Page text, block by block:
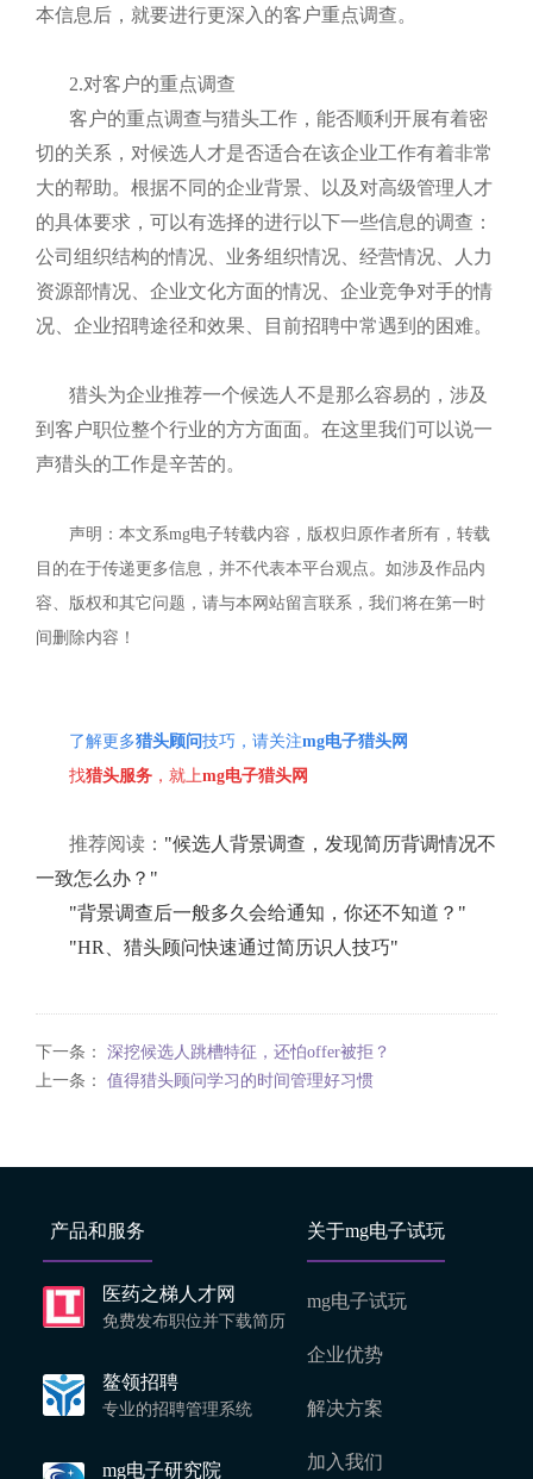
本信息后，就要进行更深入的客户重点调查。
2.对客户的重点调查
客户的重点调查与猎头工作，能否顺利开展有着密
切的关系，对候选人才是否适合在该企业工作有着非常
大的帮助。根据不同的企业背景、以及对高级管理人才
的具体要求，可以有选择的进行以下一些信息的调查：
公司组织结构的情况、业务组织情况、经营情况、人力
资源部情况、企业文化方面的情况、企业竞争对手的情
况、企业招聘途径和效果、目前招聘中常遇到的困难。
猎头为企业推荐一个候选人不是那么容易的，涉及
到客户职位整个行业的方方面面。在这里我们可以说一
声猎头的工作是辛苦的。
声明：本文系mg电子转载内容，版权归原作者所有，转载
目的在于传递更多信息，并不代表本平台观点。如涉及作品内
容、版权和其它问题，请与本网站留言联系，我们将在第一时
间删除内容！
了解更多猎头顾问技巧，请关注mg电子猎头网
找猎头服务 ，就上mg电子猎头网
推荐阅读： "候选人背景调查，发现简历背调情况不
一致怎么办？ "
"背景调查后一般多久会给通知，你还不知道？ "
"HR、猎头顾问快速通过简历识人技巧"
下一条： 深挖候选人跳槽特征，还怕offer被拒？
上一条： 值得猎头顾问学习的时间管理好习惯
产品和服务
医药之梯人才网
免费发布职位并下载简历
鳌领招聘
专业的招聘管理系统
mg电子研究院
关于mg电子试玩
mg电子试玩
企业优势
解决方案
加入我们